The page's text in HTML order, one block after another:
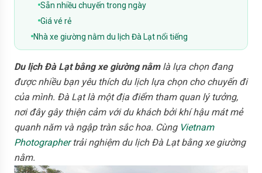
Sẵn nhiều chuyến trong ngày
Giá vé rẻ
Nhà xe giường nằm du lịch Đà Lạt nổi tiếng
Du lịch Đà Lạt bằng xe giường nằmlà lựa chọn đang
được nhiều bạn yêu thích du lịch lựa chọn cho chuyến đi
của mình. Đà Lạt là một địa điểm tham quan lý tưởng,
nơi đây gây thiện cảm với du khách bởi khí hậu mát mẻ
quanh năm và ngập tràn sắc hoa. Cùng Vietnam
Photographertrải nghiệm du lịch Đà Lạt bằng xe giường
nằm.